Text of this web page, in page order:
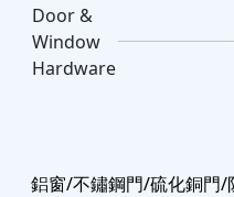
Door &
Window
Hardware
鋁窗/不鏽鋼門/硫化銅門